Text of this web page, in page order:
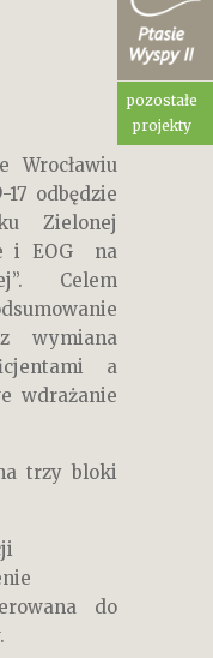
pozostałe
projekty
Wrocławiu
odbędzie
Zielonej
i EOG na
Celem
wymiana
a
wdrażanie
trzy bloki
do